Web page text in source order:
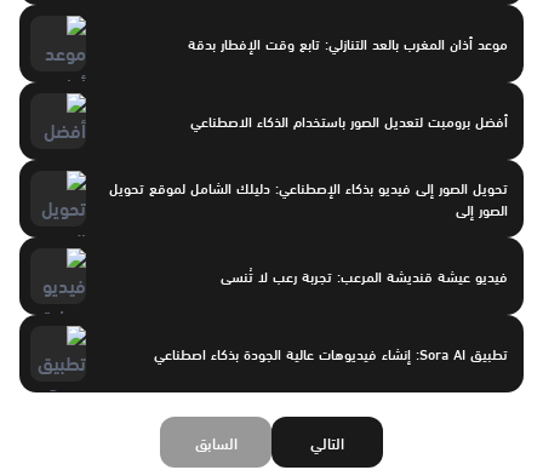
موعد أذان المغرب بالعد التنازلي: تابع وقت الإفطار بدقة
أفضل برومبت لتعديل الصور باستخدام الذكاء الاصطناعي
تحويل الصور إلى فيديو بذكاء الإصطناعي: دليلك الشامل لموقع تحويل
الصور إلى
فيديو عيشة قنديشة المرعب: تجربة رعب لا تُنسى
تطبيق Sora AI: إنشاء فيديوهات عالية الجودة بذكاء اصطناعي
السابق التالي